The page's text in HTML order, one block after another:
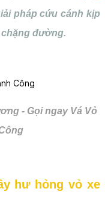
pháp cứu cánh kịp
đường.
- Gọi ngay Vá Vỏ
hư hỏng vỏ xe